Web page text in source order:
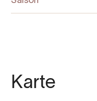
Karte